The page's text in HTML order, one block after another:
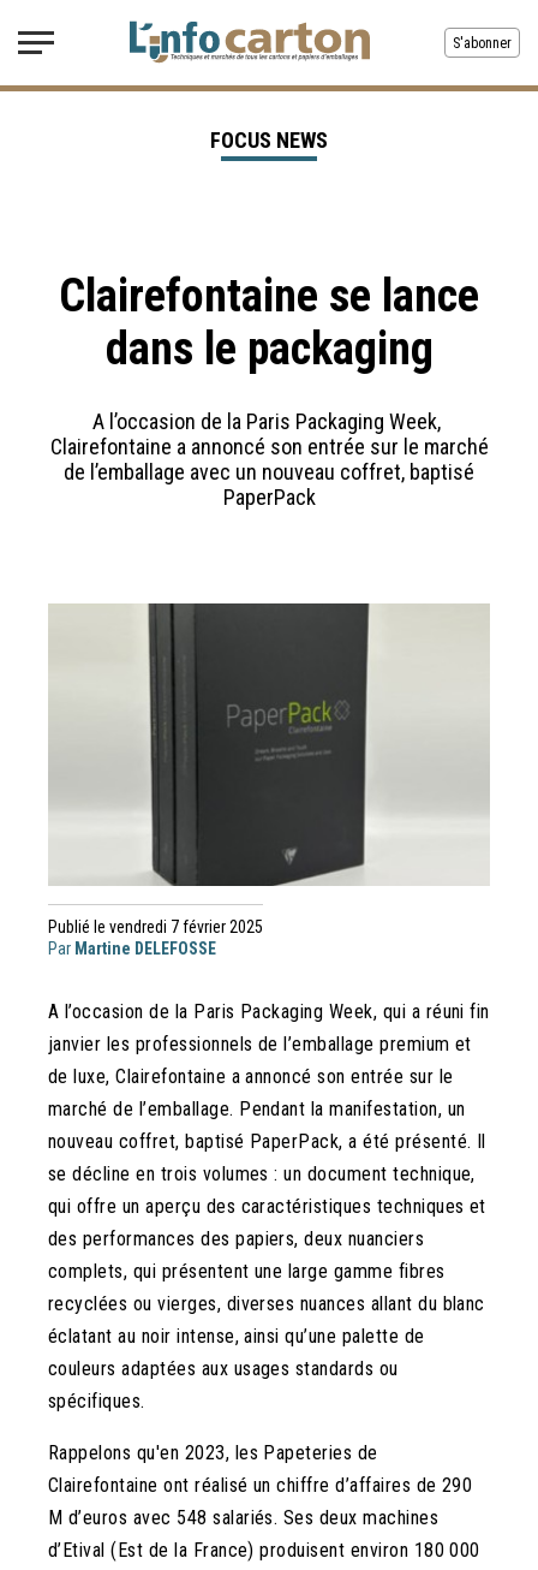
S'abonner
Clairefontaine se lance
dans le packaging
A l’occasion de la Paris Packaging Week,
Clairefontaine a annoncé son entrée sur le marché
de l’emballage avec un nouveau coffret, baptisé
PaperPack
FOCUS NEWS
Publié le vendredi 7 février 2025
Par Martine DELEFOSSE
A l’occasion de la Paris Packaging Week, qui a réuni fin
janvier les professionnels de l’emballage premium et
de luxe, Clairefontaine a annoncé son entrée sur le
marché de l’emballage. Pendant la manifestation, un
nouveau coffret, baptisé PaperPack, a été présenté. Il
se décline en trois volumes : un document technique,
qui offre un aperçu des caractéristiques techniques et
des performances des papiers, deux nuanciers
complets, qui présentent une large gamme fibres
recyclées ou vierges, diverses nuances allant du blanc
éclatant au noir intense, ainsi qu’une palette de
couleurs adaptées aux usages standards ou
spécifiques.
Rappelons qu'en 2023, les Papeteries de
Clairefontaine ont réalisé un chiffre d’affaires de 290
M d’euros avec 548 salariés. Ses deux machines
d’Etival (Est de la France) produisent environ 180 000